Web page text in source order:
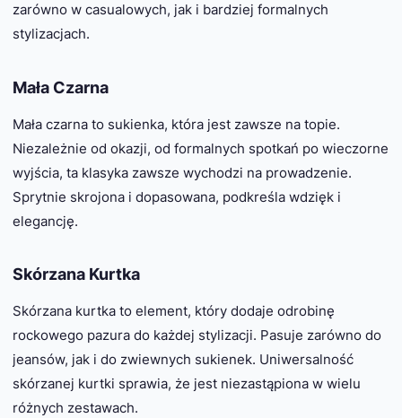
zarówno w casualowych, jak i bardziej formalnych
stylizacjach.
Mała Czarna
Mała czarna to sukienka, która jest zawsze na topie.
Niezależnie od okazji, od formalnych spotkań po wieczorne
wyjścia, ta klasyka zawsze wychodzi na prowadzenie.
Sprytnie skrojona i dopasowana, podkreśla wdzięk i
elegancję.
Skórzana Kurtka
Skórzana kurtka to element, który dodaje odrobinę
rockowego pazura do każdej stylizacji. Pasuje zarówno do
jeansów, jak i do zwiewnych sukienek. Uniwersalność
skórzanej kurtki sprawia, że jest niezastąpiona w wielu
różnych zestawach.